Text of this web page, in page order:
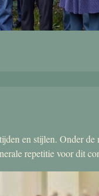
en stijlen. Onder
repetitie voor dit